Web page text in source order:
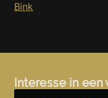
Bink
Interesse in